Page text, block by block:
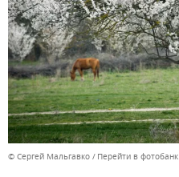
© Сергей Мальгавко Перейти в фотобанк